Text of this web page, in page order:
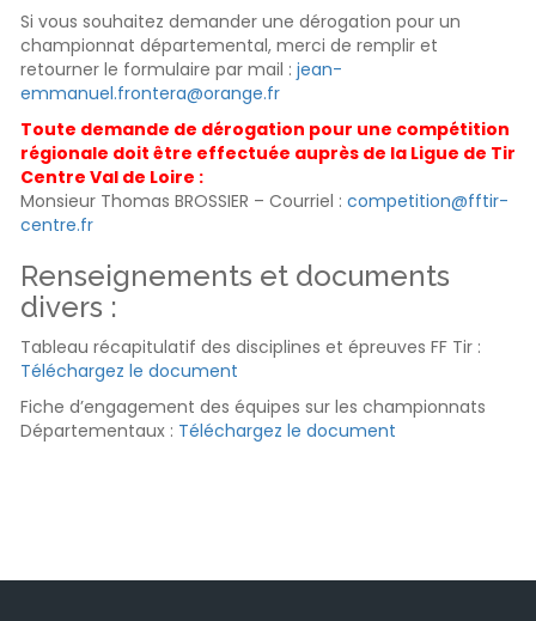
Si vous souhaitez demander une dérogation pour un
championnat départemental, merci de remplir et
retourner le formulaire par mail : jean-
emmanuel.frontera@orange.fr
Toute demande de dérogation pour une compétition
régionale doit être effectuée auprès de la Ligue de Tir
Centre Val de Loire :
Monsieur Thomas BROSSIER – Courriel : competition@fftir-
centre.fr
Renseignements et documents
divers :
Tableau récapitulatif des disciplines et épreuves FF Tir :
Téléchargez le document
Fiche d’engagement des équipes sur les championnats
Départementaux : Téléchargez le document